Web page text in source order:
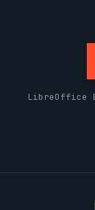
LibreOffice